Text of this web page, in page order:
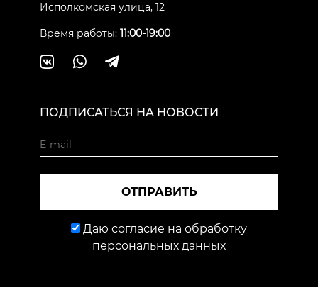
Исполкомская улица, 12
Время работы: 11:00-19:00
ПОДПИСАТЬСЯ НА НОВОСТИ
ОТПРАВИТЬ
Даю согласие на обработку
персональных данных